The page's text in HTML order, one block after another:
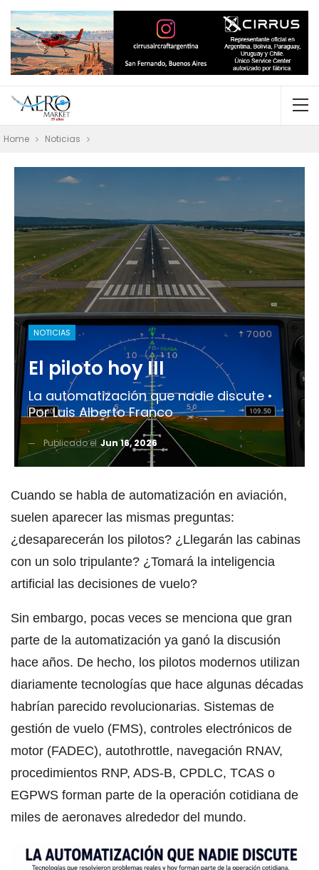
Home Noticias
NOTICIAS
El piloto hoy III
La automatización que nadie discute •
Por Luis Alberto Franco
Publicado elJun 16, 2026
Cuando se habla de automatización en aviación,
suelen aparecer las mismas preguntas:
¿desaparecerán los pilotos? ¿Llegarán las cabinas
con un solo tripulante? ¿Tomará la inteligencia
artificial las decisiones de vuelo?
Sin embargo, pocas veces se menciona que gran
parte de la automatización ya ganó la discusión
hace años. De hecho, los pilotos modernos utilizan
diariamente tecnologías que hace algunas décadas
habrían parecido revolucionarias. Sistemas de
gestión de vuelo (FMS), controles electrónicos de
motor (FADEC), autothrottle, navegación RNAV,
procedimientos RNP, ADS-B, CPDLC, TCAS o
EGPWS forman parte de la operación cotidiana de
miles de aeronaves alrededor del mundo.